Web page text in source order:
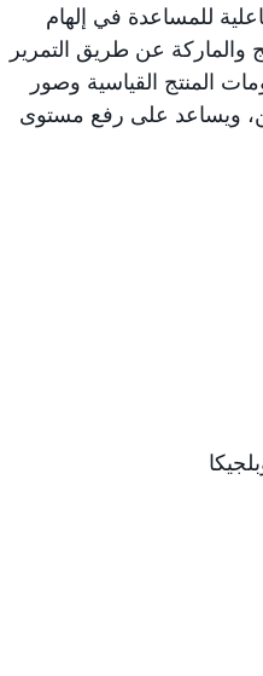
للمساعدة في إلهام
والماركة عن طريق التمرير
المنتج القياسية وصور
ويساعد على رفع مستوى